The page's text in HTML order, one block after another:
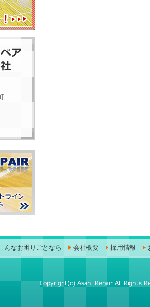
んなお困りごとなら 会社概要 採用情報